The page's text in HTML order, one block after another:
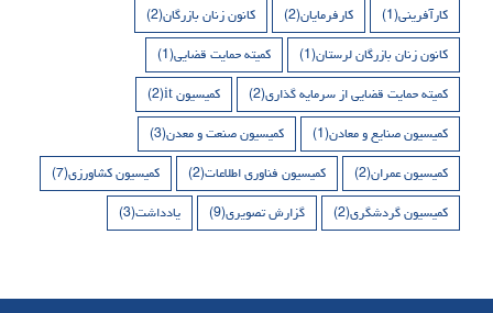
کارآفرینی(1) کارفرمایان(2) کانون زنان بازرگان(2)
کانون زنان بازرگان لرستان(1) کمیته حمایت قضایی(1)
کمیته حمایت قضایی از سرمایه گذاری(2) کمیسیون it (2)
کمیسیون صنایع و معادن(1) کمیسیون صنعت و معدن(3)
کمیسیون عمران(2) کمیسیون فناوری اطلاعات(2) کمیسیون کشاورزی(7)
کمیسیون گردشگری(2) گزارش تصویری(9) یادداشت(3)